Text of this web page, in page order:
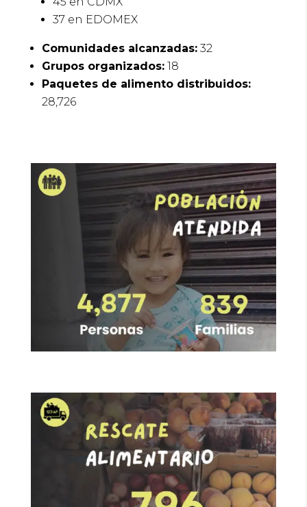
37 en EDOMEX
Comunidades alcanzadas:32
Grupos organizados:18
Paquetes de alimento distribuidos:
28,726